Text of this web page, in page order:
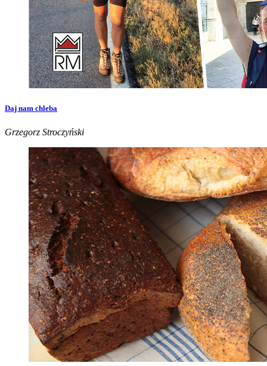
Daj nam chleba
Grzegorz Stroczyński